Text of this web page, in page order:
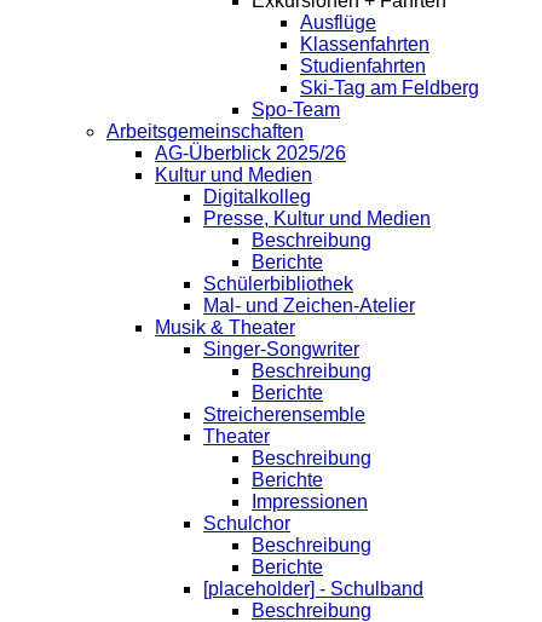
Ausflüge
Klassenfahrten
Studienfahrten
Ski-Tag am Feldberg
Spo-Team
Arbeitsgemeinschaften
AG-Überblick 2025/26
Kultur und Medien
Digitalkolleg
Presse, Kultur und Medien
Beschreibung
Berichte
Schülerbibliothek
Mal- und Zeichen-Atelier
Musik & Theater
Singer-Songwriter
Beschreibung
Berichte
Streicherensemble
Theater
Beschreibung
Berichte
Impressionen
Schulchor
Beschreibung
Berichte
[placeholder] - Schulband
Beschreibung